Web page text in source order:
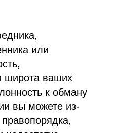
или
широта ваших
к обману
вы можете из-